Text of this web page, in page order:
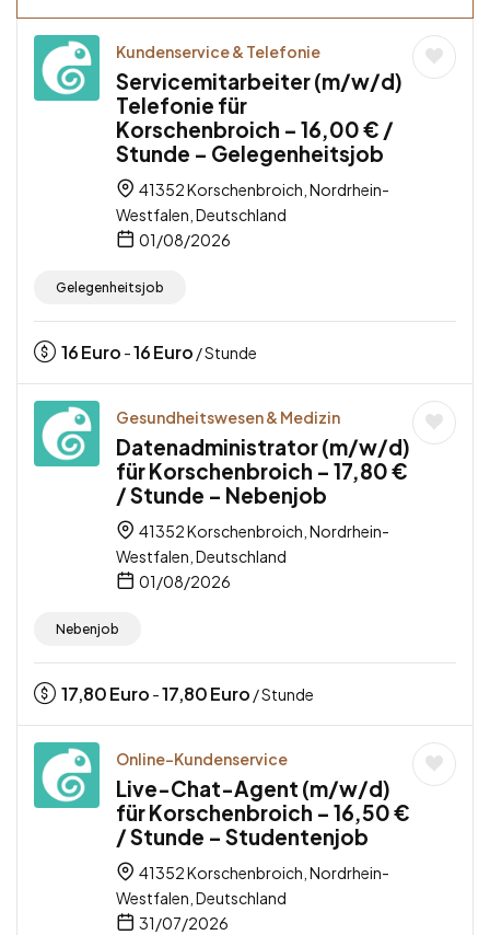
Kundenservice & Telefonie
Servicemitarbeiter (m/w/d)
Telefonie für
Korschenbroich – 16,00 € /
Stunde – Gelegenheitsjob
41352 Korschenbroich, Nordrhein-
Westfalen, Deutschland
01/08/2026
Gelegenheitsjob
16Euro -16Euro / Stunde
Gesundheitswesen & Medizin
Datenadministrator (m/w/d)
für Korschenbroich – 17,80 €
/ Stunde – Nebenjob
41352 Korschenbroich, Nordrhein-
Westfalen, Deutschland
01/08/2026
Nebenjob
17,80Euro -17,80Euro / Stunde
Online-Kundenservice
Live-Chat-Agent (m/w/d)
für Korschenbroich – 16,50 €
/ Stunde – Studentenjob
41352 Korschenbroich, Nordrhein-
Westfalen, Deutschland
31/07/2026